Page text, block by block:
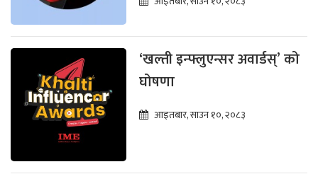
‘खल्ती इन्फ्लुएन्सर अवार्डस्’ को
घोषणा
आइतबार, साउन १०, २०८३